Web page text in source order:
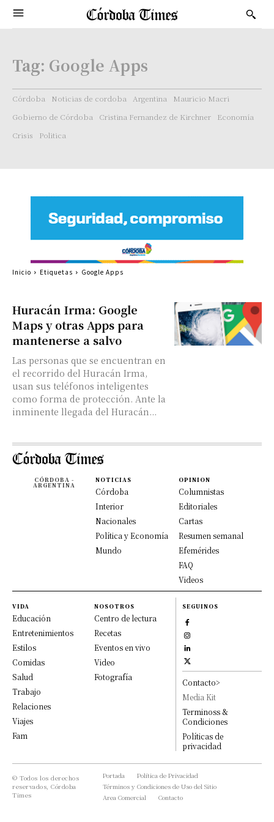
Tag: Google Apps
Córdoba Noticias de cordoba Argentina
Mauricio Macri
Gobierno de Córdoba
Cristina Fernandez de Kirchner
Economía
Crisis
Politica
Huracán Irma: Google
Maps y otras Apps para
mantenerse a salvo
Las personas que se encuentran en
el recorrido del Huracán Irma,
usan sus teléfonos inteligentes
como forma de protección. Ante la
inminente llegada del Huracán...
Inicio Etiquetas Google Apps
CÓRDOBA -
ARGENTINA
NOTICIAS
Córdoba
Interior
Nacionales
Política y Economía
Mundo
OPINION
Columnistas
Editoriales
Cartas
Resumen semanal
Efemérides
FAQ
Videos
VIDA
Educación
Entretenimientos
Estilos
Comidas
Salud
Trabajo
Relaciones
Viajes
Fam
NOSOTROS
Centro de lectura
Recetas
Eventos en vivo
Video
Fotografía
SEGUINOS
Contacto>
Media Kit
Terminoss &
Condiciones
Políticas de
privacidad
© Todos los derechos
reservados, Córdoba
Times
Portada
Política de Privacidad
Términos y Condiciones de Uso del Sitio
Area Comercial
Contacto